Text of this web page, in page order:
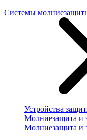
Системы
Устройства
Молниезащита и
Молниезащита и